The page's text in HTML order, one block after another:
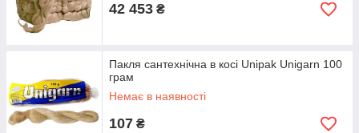
42 453 ₴
Пакля сантехнічна в косі Unipak Unigarn 100
грам
Немає в наявності
107 ₴